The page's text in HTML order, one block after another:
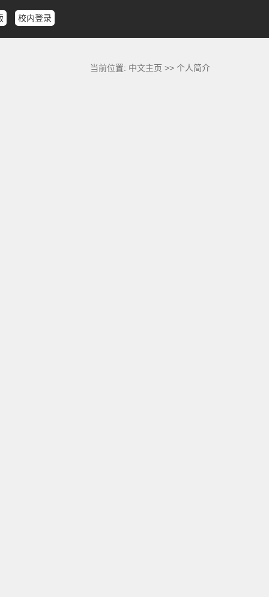
校内登录
当前位置: 中文主页 >>个人简介